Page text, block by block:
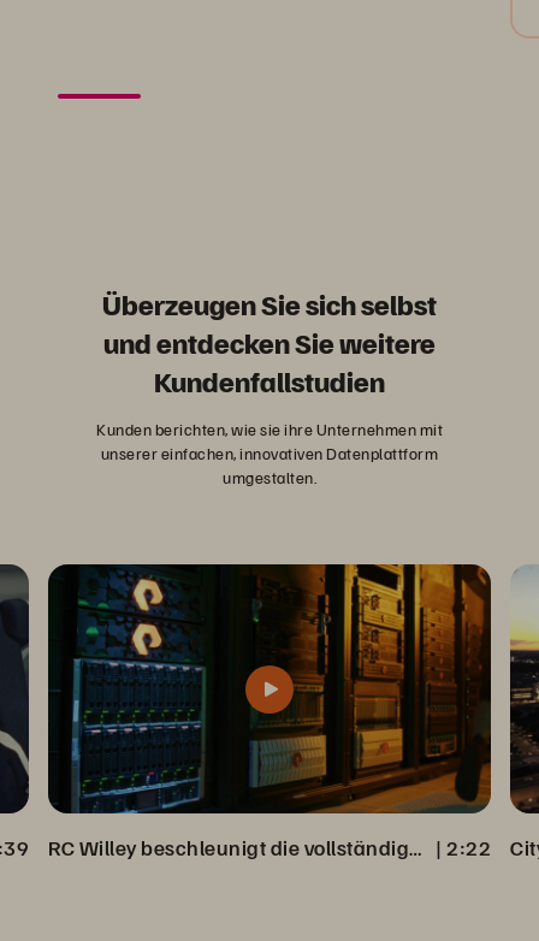
Überzeugen Sie sich selbst
und entdecken Sie weitere
Kundenfallstudien
Kunden berichten, wie sie ihre Unternehmen mit
unserer einfachen, innovativen Datenplattform
umgestalten.
RC Willey beschleunigt die vollständige Datenwiederherstellung aus Veeam Backup | 2:22